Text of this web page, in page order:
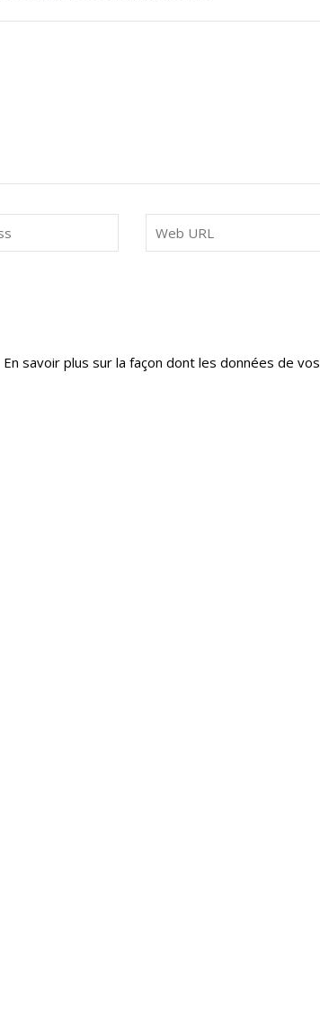
En savoir plus sur la façon dont les données de vos